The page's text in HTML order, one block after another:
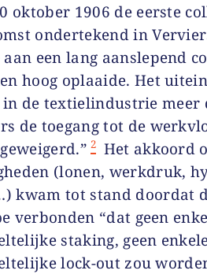
oktober 1906 de eerste
ondertekend in
een lang aanslepend
hoog oplaaide. Het
de textielindustrie meer
de toegang tot de
2 Het akkoord
(lonen, werkdruk,
kwam tot stand doordat
verbonden “dat geen
staking, geen
lock-out zou